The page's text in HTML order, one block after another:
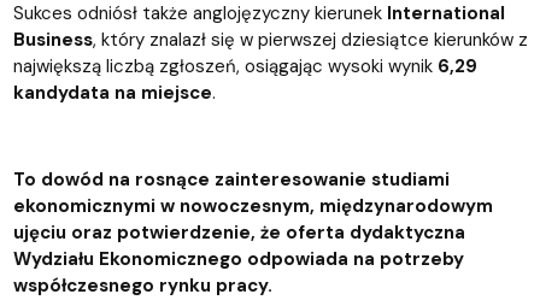
Sukces odniósł także anglojęzyczny kierunekInternational
Business, który znalazł się w pierwszej dziesiątce kierunków z
największą liczbą zgłoszeń, osiągając wysoki wynik6,29
kandydata na miejsce.
To dowód na rosnące zainteresowanie studiami
ekonomicznymi w nowoczesnym, międzynarodowym
ujęciu oraz potwierdzenie, że oferta dydaktyczna
Wydziału Ekonomicznego odpowiada na potrzeby
współczesnego rynku pracy.